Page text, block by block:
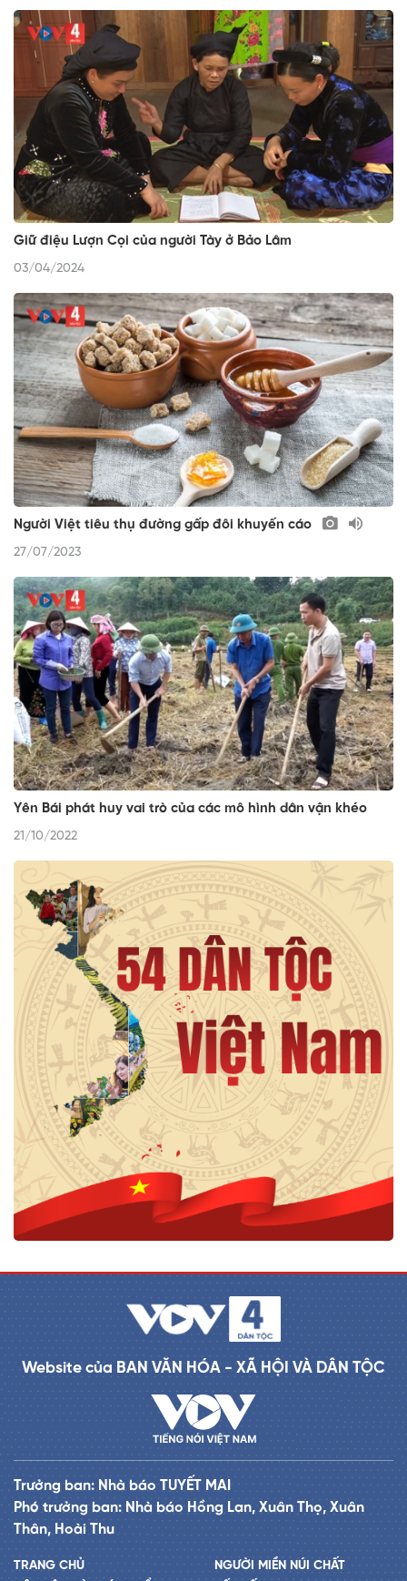
Giữ điệu Lượn Cọi của người Tày ở Bảo Lâm
03/04/2024
Người Việt tiêu thụ đường gấp đôi khuyến cáo
27/07/2023
Yên Bái phát huy vai trò của các mô hình dân vận khéo
21/10/2022
Website của BAN VĂN HÓA - XÃ HỘI VÀ DÂN TỘC
Trưởng ban: Nhà báo TUYẾT MAI
Phó trưởng ban: Nhà báo Hồng Lan, Xuân Thọ, Xuân
Thân, Hoài Thu
TRANG CHỦ NGƯỜI MIỀN NÚI CHẤT